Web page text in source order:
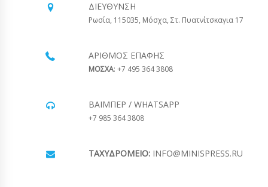
ΔΙΕΎΘΥΝΣΗ
Ρωσία, 115035, Μόσχα, Στ. Πυατνίτσκαγια 17
ΑΡΙΘΜΌΣ ΕΠΑΦΉΣ
ΜΟΣΧΑ: +7 495 364 3808
ΒΆΙΜΠΕΡ / WHATSAPP
+7 985 364 3808
ΤΑΧΥΔΡΟΜΕΊΟ: INFO@MINISPRESS.RU